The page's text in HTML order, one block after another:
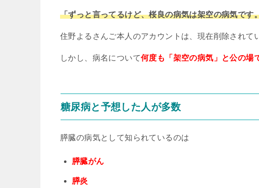
「ずっと言ってるけど、桜良の病気は架空の病気で
住野よるさんご本人のアカウントは、現在削除されて
しかし、病名について何度も「架空の病気」と公の場
糖尿病と予想した人が多数
膵臓の病気として知られているのは
膵臓がん
膵炎